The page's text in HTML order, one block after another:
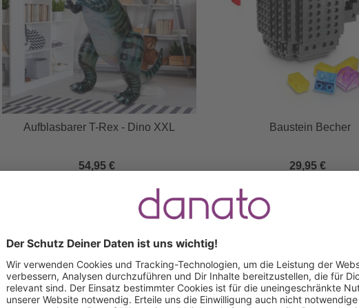
Aufblasbarer T-Rex - Dino XXL
54,95 €
Baustein Becher
29,95 €
Das sagen unsere Kunden